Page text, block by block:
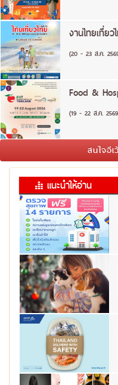
งานไทยเที่ย
(20 - 23 ส.ค.
Food &
(19 - 22 ส.ค.
สนใจอี
แนะนำให้อ่าน